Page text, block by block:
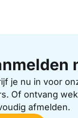
je nu in voor
Of ontvang
afmelden.